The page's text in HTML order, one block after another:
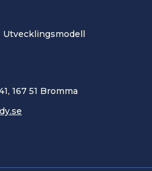
167 51 Bromma